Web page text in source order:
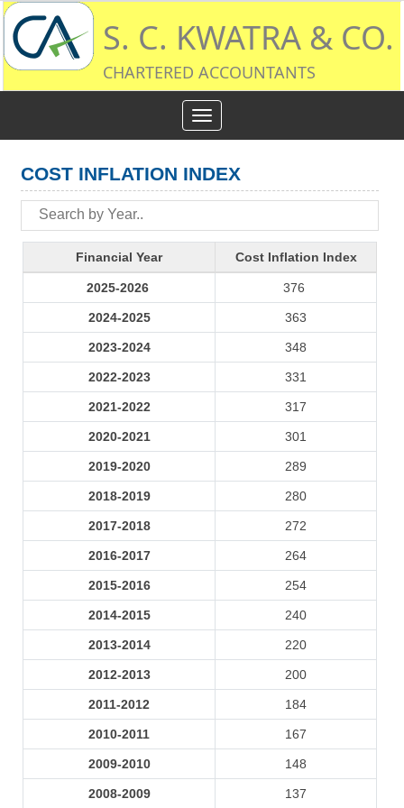
S. C. KWATRA & CO.
CHARTERED ACCOUNTANTS
Toggle
navigation
COST INFLATION INDEX
Financial Year Cost Inflation Index
2025-2026 376
2024-2025 363
2023-2024 348
2022-2023 331
2021-2022 317
2020-2021 301
2019-2020 289
2018-2019 280
2017-2018 272
2016-2017 264
2015-2016 254
2014-2015 240
2013-2014 220
2012-2013 200
2011-2012 184
2010-2011 167
2009-2010 148
2008-2009 137